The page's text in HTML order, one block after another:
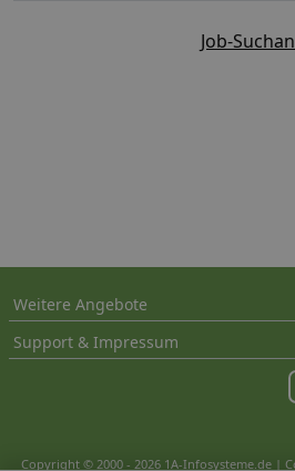
Job-
Weitere Angebote
Support & Impressum
Copyright © 2000 - 2026 1A-Infosysteme.de |